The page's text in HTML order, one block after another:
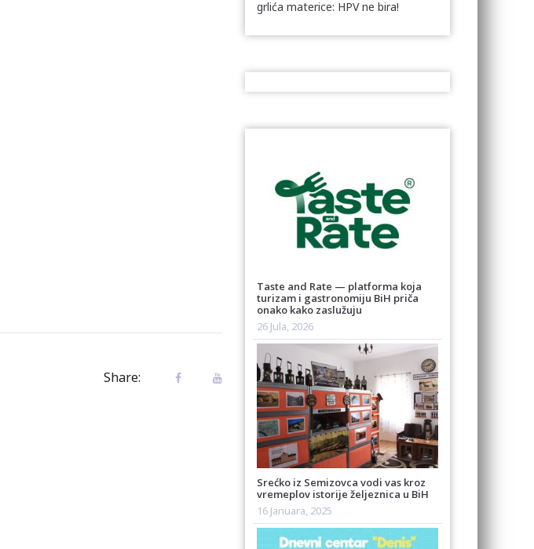
Share:
grlića materice: HPV ne bira!
Taste and Rate — platforma koja
turizam i gastronomiju BiH priča
onako kako zaslužuju
26 Jula, 2026
Srećko iz Semizovca vodi vas kroz
vremeplov istorije željeznica u BiH
16 Januara, 2025